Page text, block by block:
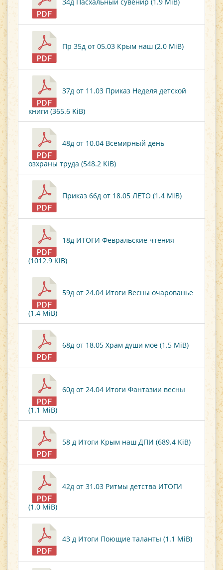
Пр 35д от 05.03 Крым наш (2.0 MiB)
37д от 11.03 Приказ Неделя детской
книги (365.6 KiB)
48д от 10.04 Всемирный день
озхраны труда (548.2 KiB)
Приказ 66д от 18.05 ЛЕТО (1.4 MiB)
18д ИТОГИ Февральские чтения
(1012.9 KiB)
59д от 24.04 Итоги Весны очарованье
(1.4 MiB)
68д от 18.05 Храм души мое (1.5 MiB)
60д от 24.04 Итоги Фантазии весны
(1.1 MiB)
58 д Итоги Крым наш ДПИ (689.4 KiB)
42д от 31.03 Ритмы детства ИТОГИ
(1.0 MiB)
43 д Итоги Поющие таланты (1.1 MiB)